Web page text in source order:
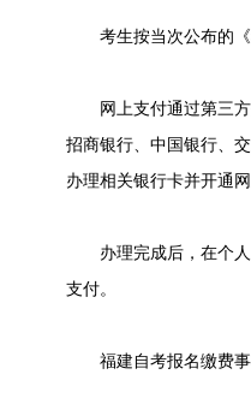
考生按当次公布的《
网上支付通过第三方
招商银行、中国银行、
办理相关银行卡并开通网
办理完成后，在个人
支付。
福建自考报名缴费事